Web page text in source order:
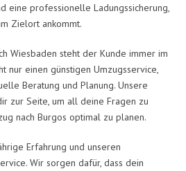
eine professionelle Ladungssicherung,
Zielort ankommt.
Wiesbaden steht der Kunde immer im
nur einen günstigen Umzugsservice,
Beratung und Planung. Unsere
zur Seite, um all deine Fragen zu
nach Burgos optimal zu planen.
Erfahrung und unseren
Wir sorgen dafür, dass dein